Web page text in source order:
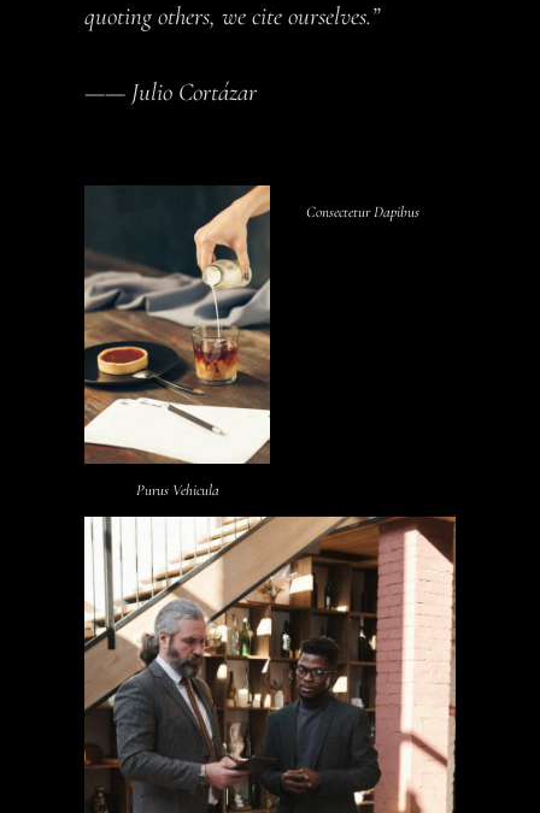
quoting others, we cite ourselves.”
—— Julio Cortázar
Purus Vehicula
Consectetur Dapibus